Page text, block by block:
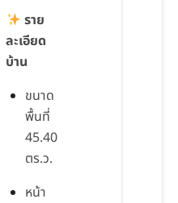
ราย
ละเอียด
บ้าน
ขนาด
พื้นที่
45.40
ตร.ว.
หน้า